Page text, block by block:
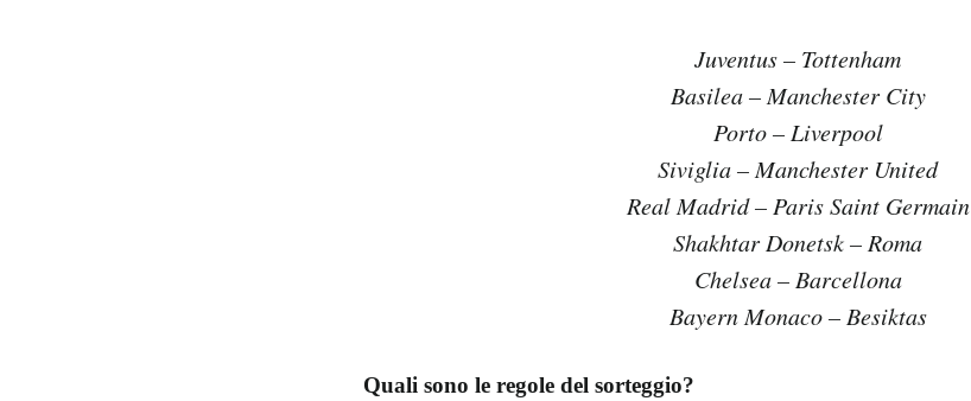
Juventus – Tottenham
Basilea – Manchester City
Porto – Liverpool
Siviglia – Manchester United
Real Madrid – Paris Saint Germain
Shakhtar Donetsk – Roma
Chelsea – Barcellona
Bayern Monaco – Besiktas
Quali sono le regole del sorteggio?